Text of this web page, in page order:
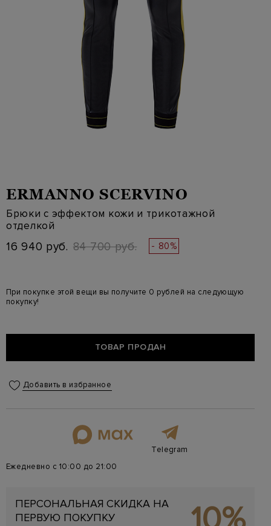
ERMANNO SCERVINO
Брюки с эффектом кожи и трикотажной
отделкой
16 940 руб. 84 700 руб. - 80%
При покупке этой вещи вы получите 0 рублей на следующую
покупку!
ТОВАР ПРОДАН
Добавить в избранное
Telegram
Ежедневно с 10:00 до 21:00
ПЕРСОНАЛЬНАЯ СКИДКА НА
ПЕРВУЮ ПОКУПКУ